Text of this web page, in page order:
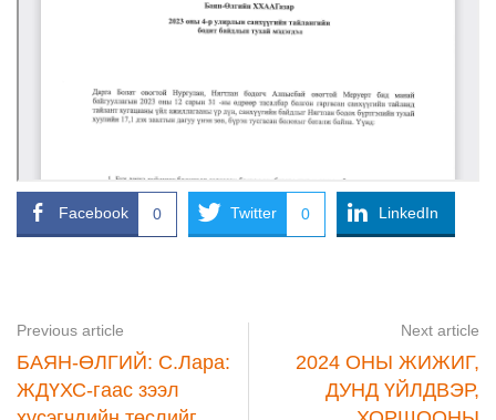
Facebook 0 Twitter 0 LinkedIn
Previous article
БАЯН-ӨЛГИЙ: С.Лара:
ЖДҮХС-гаас зээл
Next article
2024 ОНЫ ЖИЖИГ,
ДУНД ҮЙЛДВЭР,